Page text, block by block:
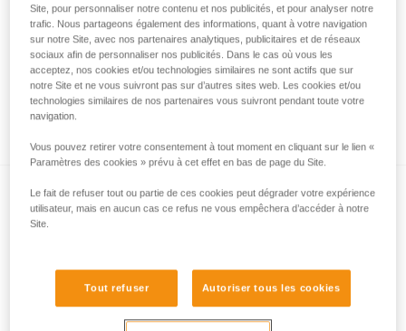
Quelle résistance choisir pour la jugulaire
DUAL ?
Changement fusible jugulaire DUAL
Site, pour personnaliser notre contenu et nos publicités, et pour analyser notre
trafic. Nous partageons également des informations, quant à votre navigation
sur notre Site, avec nos partenaires analytiques, publicitaires et de réseaux
sociaux afin de personnaliser nos publicités. Dans le cas où vous les
acceptez, nos cookies et/ou technologies similaires ne sont actifs que sur
notre Site et ne vous suivront pas sur d’autres sites web. Les cookies et/ou
technologies similaires de nos partenaires vous suivront pendant toute votre
navigation.
Vous pouvez retirer votre consentement à tout moment en cliquant sur le lien «
Paramètres des cookies » prévu à cet effet en bas de page du Site.
Le fait de refuser tout ou partie de ces cookies peut dégrader votre expérience
utilisateur, mais en aucun cas ce refus ne vous empêchera d’accéder à notre
Site.
Tout refuser Autoriser tous les cookies